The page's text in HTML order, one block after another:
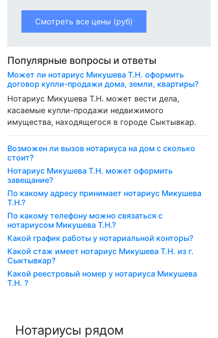
Смотреть все цены (руб)
Популярные вопросы и ответы
Может ли нотариус Микушева Т.Н. оформить
договор купли-продажи дома, земли, квартиры?
Нотариус Микушева Т.Н. может вести дела,
касаемые купли-продажи недвижимого
имущества, находящегося в городе Сыктывкар.
Возможен ли вызов нотариуса на дом с сколько
стоит?
Нотариус Микушева Т.Н. может оформить
завещание?
По какому адресу принимает нотариус Микушева
Т.Н.?
По какому телефону можно связаться с
нотариусом Микушева Т.Н.?
Какой график работы у нотариальной конторы?
Какой стаж имеет нотариус Микушева Т.Н. из г.
Сыктывкар?
Какой реестровый номер у нотариуса Микушева
Т.Н. ?
Нотариусы рядом